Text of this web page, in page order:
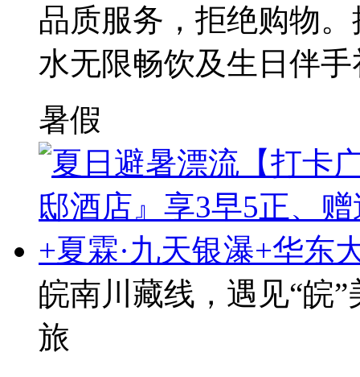
品质服务，拒绝购物
水无限畅饮及生日伴手
暑假
皖南川藏线，遇见“皖
旅